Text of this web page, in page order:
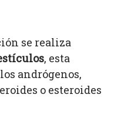
se realiza
, esta
andrógenos,
o esteroides